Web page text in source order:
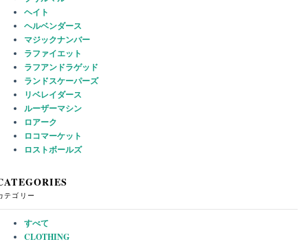
ヘイト
ヘルベンダース
マジックナンバー
ラファイエット
ラフアンドラゲッド
ランドスケーパーズ
リベレイダース
ルーザーマシン
ロアーク
ロコマーケット
ロストボールズ
テゴリー
すべて
CLOTHING